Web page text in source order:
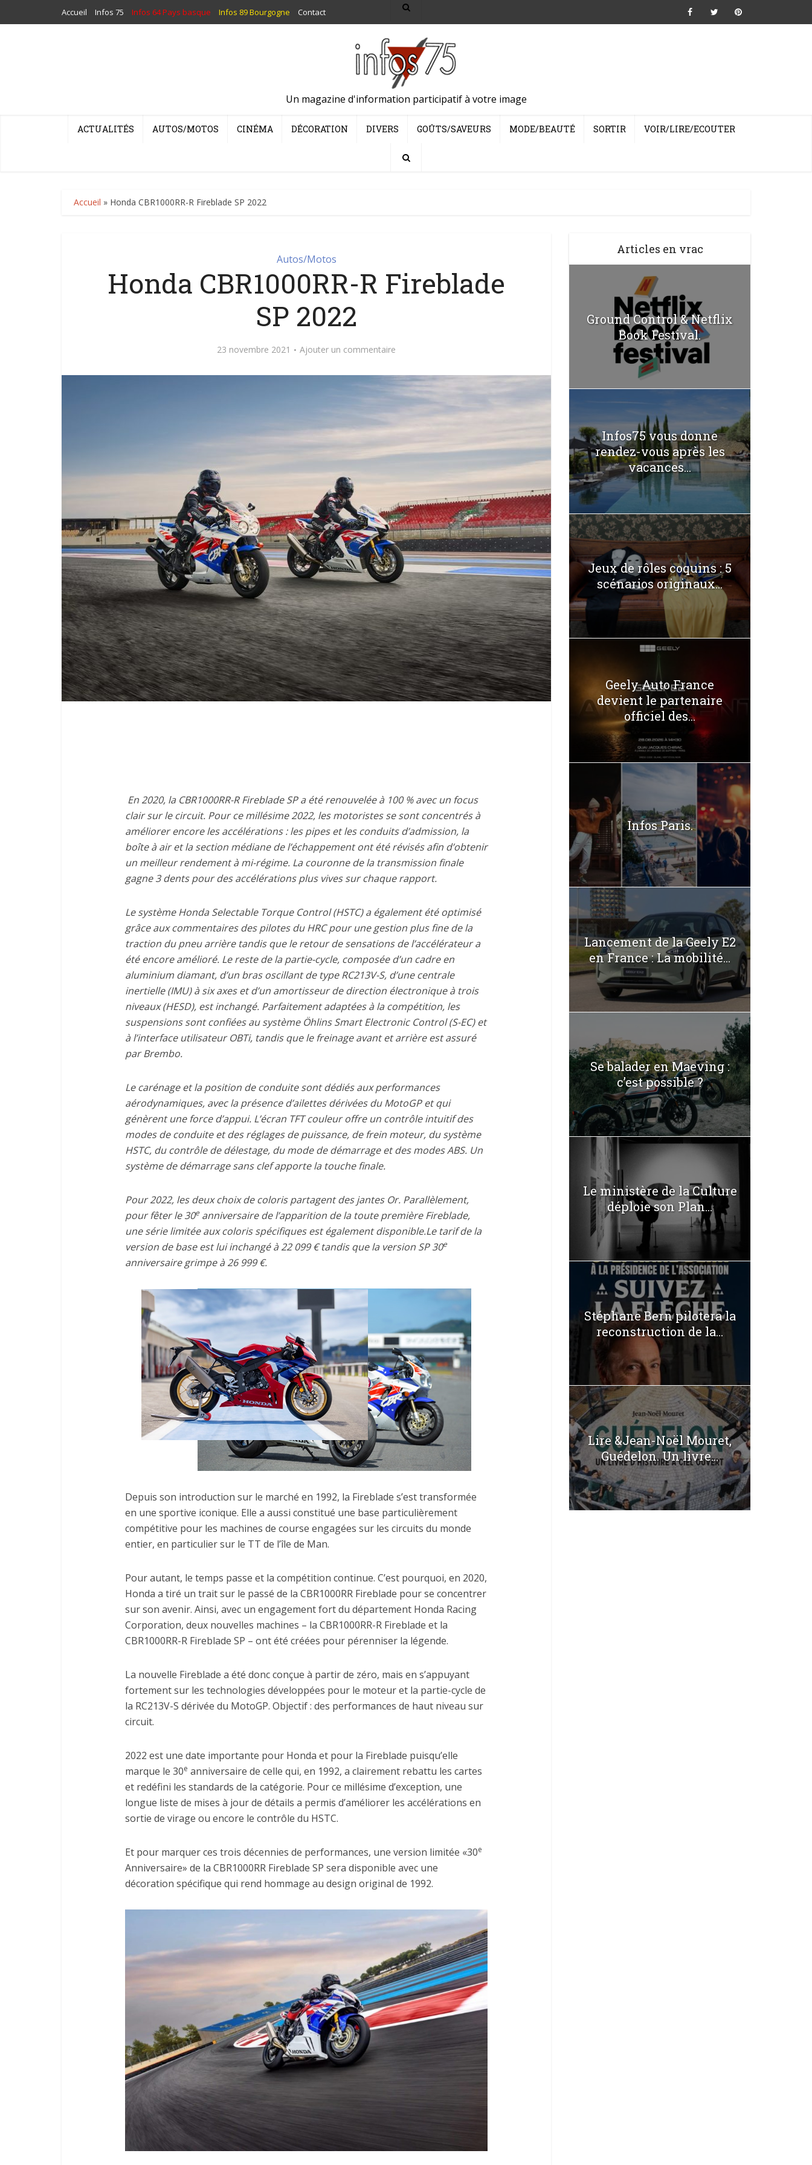
Accueil Infos 75 Infos 64 Pays basque Infos 89 Bourgogne Contact
Un magazine d'information participatif à votre image
ACTUALITÉS AUTOS/MOTOS CINÉMA DÉCORATION DIVERS GOÛTS/SAVEURS MODE/BEAUTÉ SORTIR VOIR/LIRE/ECOUTER
Accueil » Honda CBR1000RR-R Fireblade SP 2022
Autos/Motos
Honda CBR1000RR-R Fireblade
SP 2022
23 novembre 2021 Ajouter un commentaire
En 2020, la CBR1000RR-R Fireblade SP a été renouvelée à 100 % avec un focus
clair sur le circuit. Pour ce millésime 2022, les motoristes se sont concentrés à
améliorer encore les accélérations : les pipes et les conduits d’admission, la
boîte à air et la section médiane de l’échappement ont été révisés afin d’obtenir
un meilleur rendement à mi-régime. La couronne de la transmission finale
gagne 3 dents pour des accélérations plus vives sur chaque rapport.
Le système Honda Selectable Torque Control (HSTC) a également été optimisé
grâce aux commentaires des pilotes du HRC pour une gestion plus fine de la
traction du pneu arrière tandis que le retour de sensations de l’accélérateur a
été encore amélioré. Le reste de la partie-cycle, composée d’un cadre en
aluminium diamant, d’un bras oscillant de type RC213V-S, d’une centrale
inertielle (IMU) à six axes et d’un amortisseur de direction électronique à trois
niveaux (HESD), est inchangé. Parfaitement adaptées à la compétition, les
suspensions sont confiées au système Öhlins Smart Electronic Control (S-EC) et
à l’interface utilisateur OBTi, tandis que le freinage avant et arrière est assuré
par Brembo.
Le carénage et la position de conduite sont dédiés aux performances
aérodynamiques, avec la présence d’ailettes dérivées du MotoGP et qui
génèrent une force d’appui. L’écran TFT couleur offre un contrôle intuitif des
modes de conduite et des réglages de puissance, de frein moteur, du système
HSTC, du contrôle de délestage, du mode de démarrage et des modes ABS. Un
système de démarrage sans clef apporte la touche finale.
Pour 2022, les deux choix de coloris partagent des jantes Or. Parallèlement,
pour fêter le 30e anniversaire de l’apparition de la toute première Fireblade,
une série limitée aux coloris spécifiques est également disponible.Le tarif de la
version de base est lui inchangé à 22 099 € tandis que la version SP 30e
anniversaire grimpe à 26 999 €.
Depuis son introduction sur le marché en 1992, la Fireblade s’est transformée
en une sportive iconique. Elle a aussi constitué une base particulièrement
compétitive pour les machines de course engagées sur les circuits du monde
entier, en particulier sur le TT de l’île de Man.
Pour autant, le temps passe et la compétition continue. C’est pourquoi, en 2020,
Honda a tiré un trait sur le passé de la CBR1000RR Fireblade pour se concentrer
sur son avenir. Ainsi, avec un engagement fort du département Honda Racing
Corporation, deux nouvelles machines – la CBR1000RR-R Fireblade et la
CBR1000RR-R Fireblade SP – ont été créées pour pérenniser la légende.
La nouvelle Fireblade a été donc conçue à partir de zéro, mais en s’appuyant
fortement sur les technologies développées pour le moteur et la partie-cycle de
la RC213V-S dérivée du MotoGP. Objectif : des performances de haut niveau sur
circuit.
2022 est une date importante pour Honda et pour la Fireblade puisqu’elle
marque le 30e anniversaire de celle qui, en 1992, a clairement rebattu les cartes
et redéfini les standards de la catégorie. Pour ce millésime d’exception, une
longue liste de mises à jour de détails a permis d’améliorer les accélérations en
sortie de virage ou encore le contrôle du HSTC.
Et pour marquer ces trois décennies de performances, une version limitée «30e
Anniversaire» de la CBR1000RR Fireblade SP sera disponible avec une
décoration spécifique qui rend hommage au design original de 1992.
Articles en vrac
Ground Control & Netflix
Book Festival.
Infos75 vous donne
rendez-vous après les
vacances...
Jeux de rôles coquins : 5
scénarios originaux...
Geely Auto France
devient le partenaire
officiel des...
Infos Paris.
Lancement de la Geely E2
en France : La mobilité...
Se balader en Maeving :
c’est possible ?
Le ministère de la Culture
déploie son Plan...
Stéphane Bern pilotera la
reconstruction de la...
Lire &Jean-Noël Mouret,
Guédelon. Un livre...